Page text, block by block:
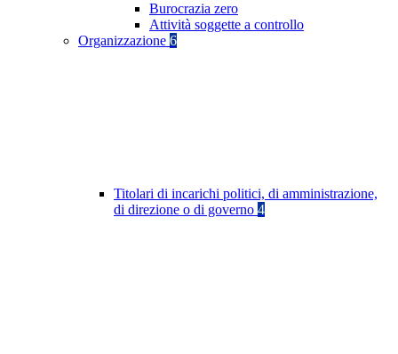
Burocrazia zero
Attività soggette a controllo
Organizzazione 6
Titolari di incarichi politici, di amministrazione,
di direzione o di governo 4